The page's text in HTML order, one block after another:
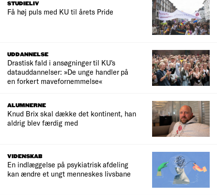
STUDIELIV
Få høj puls med KU til årets Pride
UDDANNELSE
Drastisk fald i ansøgninger til KU's
datauddannelser: »De unge handler på
en forkert mavefornemmelse«
ALUMNERNE
Knud Brix skal dække det kontinent, han
aldrig blev færdig med
VIDENSKAB
En indlæggelse på psykiatrisk afdeling
kan ændre et ungt menneskes livsbane